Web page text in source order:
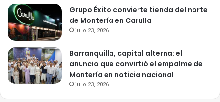
Grupo Éxito convierte tienda del norte
de Montería en Carulla
julio 23, 2026
Barranquilla, capital alterna: el
anuncio que convirtió el empalme de
Montería en noticia nacional
julio 23, 2026